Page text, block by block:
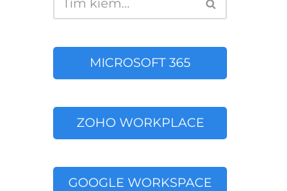
MICROSOFT 365
ZOHO WORKPLACE
GOOGLE WORKSPACE